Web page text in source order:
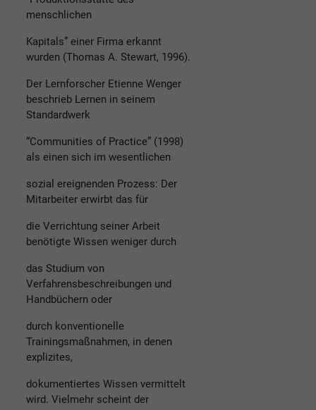
menschlichen
Kapitals” einer Firma erkannt
wurden (Thomas A. Stewart, 1996).
Der Lernforscher Etienne Wenger
beschrieb Lernen in seinem
Standardwerk
“Communities of Practice” (1998)
als einen sich im wesentlichen
sozial ereignenden Prozess: Der
Mitarbeiter erwirbt das für
die Verrichtung seiner Arbeit
benötigte Wissen weniger durch
das Studium von
Verfahrensbeschreibungen und
Handbüchern oder
durch konventionelle
Trainingsmaßnahmen, in denen
explizites,
dokumentiertes Wissen vermittelt
wird. Vielmehr scheint der